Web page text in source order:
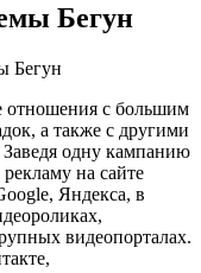
Бегун
отношения с большим
а также с другими
Заведя одну кампанию
на сайте
Яндекса, в
видеопорталах.